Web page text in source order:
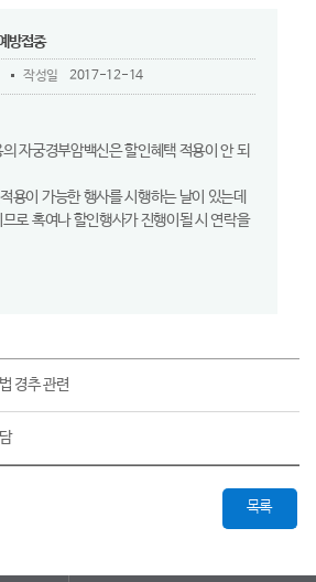
방접종
작성일 2017-12-14
자궁경부암백신은 할인혜택 적용이 안 되
용이 가능한 행사를 시행하는 날이 있는데
로 혹여나 할인행사가 진행이될 시 연락을
경추 관련
목록